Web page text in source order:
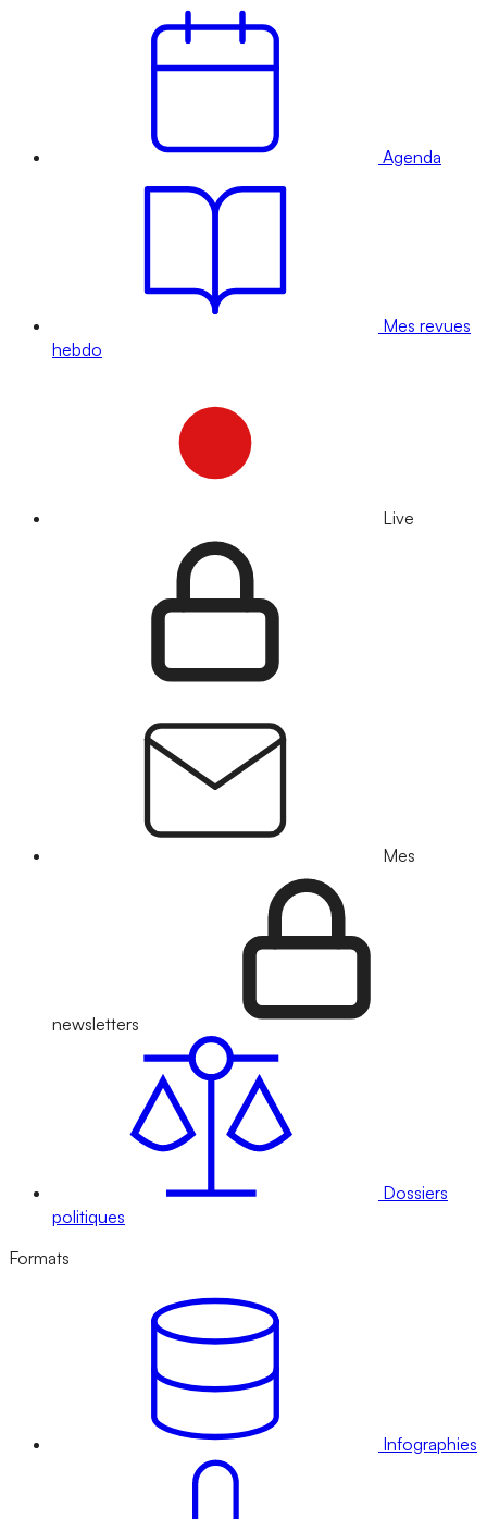
Agenda
Mes revues
hebdo
Live
Mes
newsletters
Dossiers
politiques
Formats
Infographies